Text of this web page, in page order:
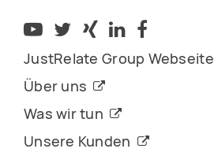
JustRelate Group Webseite
Über uns
Was wir tun
Unsere Kunden